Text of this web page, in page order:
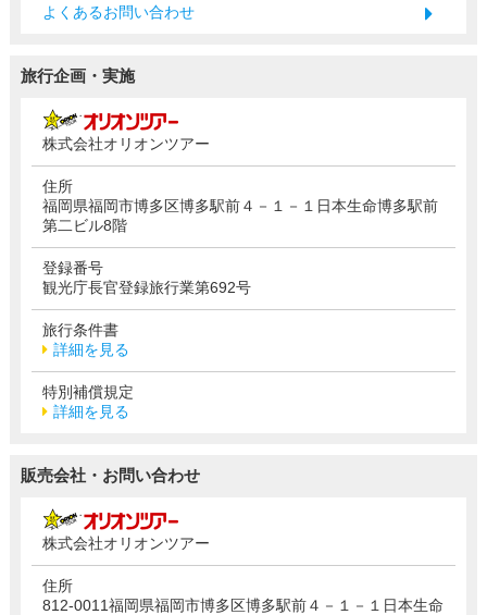
よくあるお問い合わせ
旅行企画・実施
株式会社オリオンツアー
住所
福岡県福岡市博多区博多駅前４－１－１日本生命博多駅前
第二ビル8階
登録番号
観光庁長官登録旅行業第692号
旅行条件書
詳細を見る
特別補償規定
詳細を見る
販売会社・お問い合わせ
株式会社オリオンツアー
住所
812-0011福岡県福岡市博多区博多駅前４－１－１日本生命